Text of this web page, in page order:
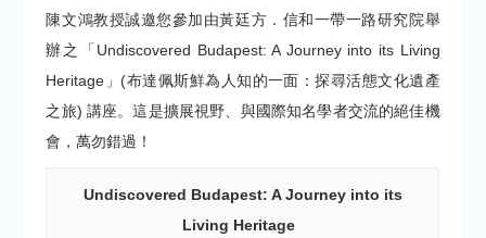
陳文鴻教授誠邀您參加由黃廷方．信和一帶一路研究院舉
辦之「Undiscovered Budapest: A Journey into its Living
Heritage」(布達佩斯鮮為人知的一面：探尋活態文化遺產
之旅) 講座。這是擴展視野、與國際知名學者交流的絕佳機
會，萬勿錯過！
Undiscovered Budapest: A Journey into its
Living Heritage